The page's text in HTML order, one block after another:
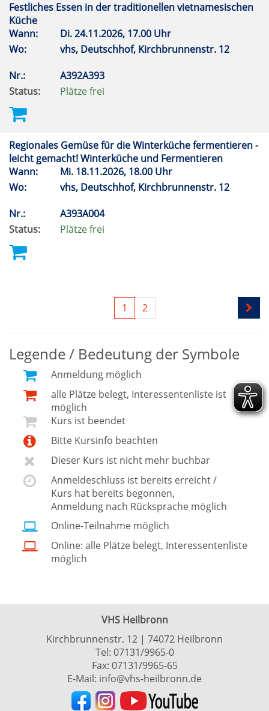
Festliches Essen in der traditionellen vietnamesischen
Küche
Wann:
Di.24.11.2026, 17.00 Uhr
Wo:
vhs, Deutschhof, Kirchbrunnenstr. 12
Nr.:
A392A393
Status:
Plätze frei
Regionales Gemüse für die Winterküche fermentieren -
leicht gemacht! Winterküche und Fermentieren
Wann:
Mi. 18.11.2026, 18.00 Uhr
Wo:
vhs, Deutschhof, Kirchbrunnenstr. 12
Nr.:
A393A004
Status:
Plätze frei
1 2
Legende / Bedeutung der Symbole
Anmeldung möglich
alle Plätze belegt, Interessentenliste ist
möglich
Kurs ist beendet
Bitte Kursinfo beachten
Dieser Kurs ist nicht mehr buchbar
Anmeldeschluss ist bereits erreicht /
Kurs hat bereits begonnen,
Anmeldung nach Rücksprache möglich
Online-Teilnahme möglich
Online: alle Plätze belegt, Interessentenliste
möglich
VHS Heilbronn
Kirchbrunnenstr. 12 | 74072 Heilbronn
Tel: 07131/9965-0
Fax: 07131/9965-65
E-Mail: info@vhs-heilbronn.de